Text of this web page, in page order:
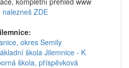
nalezneš ZDE
okres Semily
škola Jilemnice - K
škola, příspěvková